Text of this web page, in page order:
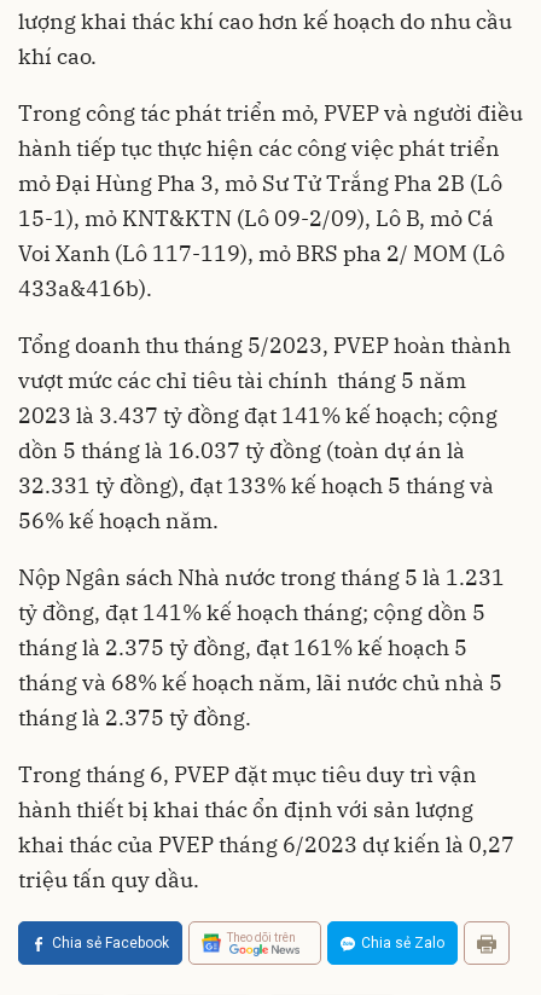
lượng khai thác khí cao hơn kế hoạch do nhu cầu
khí cao.
Trong công tácphát triển mỏ, PVEP và người điều
hành tiếp tục thực hiện các công việc phát triển
mỏ Đại Hùng Pha 3, mỏ Sư Tử Trắng Pha 2B (Lô
15-1), mỏ KNT&KTN (Lô 09-2/09), Lô B, mỏ Cá
Voi Xanh (Lô 117-119), mỏ BRS pha 2/ MOM (Lô
433a&416b).
Tổng doanh thu tháng 5/2023, PVEP hoàn thành
vượt mức các chỉ tiêu tài chính tháng 5 năm
2023 là 3.437 tỷ đồng đạt 141% kế hoạch; cộng
dồn 5 tháng là 16.037 tỷ đồng (toàn dự án là
32.331 tỷ đồng), đạt 133% kế hoạch 5 tháng và
56% kế hoạch năm.
Nộp Ngân sách Nhà nước trong tháng 5 là 1.231
tỷ đồng, đạt 141% kế hoạch tháng; cộng dồn 5
tháng là 2.375 tỷ đồng, đạt 161% kế hoạch 5
tháng và 68% kế hoạch năm, lãi nước chủ nhà 5
tháng là 2.375 tỷ đồng.
Trong tháng 6, PVEP đặt mục tiêu duy trì vận
hành thiết bị khai thác ổn định với sản lượng
khai thác của PVEP tháng 6/2023 dự kiến là 0,27
triệu tấn quy dầu.
Chia sẻ Facebook Theo dõi trên Chia sẻ Zalo